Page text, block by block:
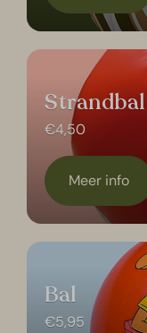
Strandbal
€4,50
Meer info
Bal
€5,95